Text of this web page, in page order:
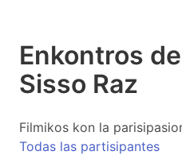
Enkontros
Sisso Raz
Filmikos kon la
Todas las partisipantes